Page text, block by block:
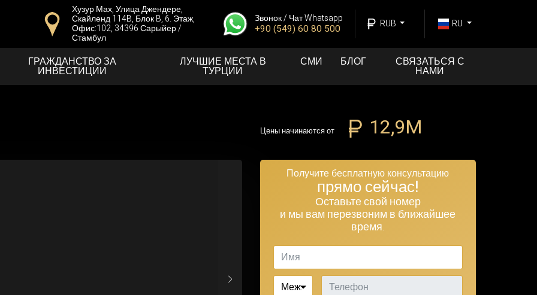
Хузур Мах, Улица Джендере,
Скайленд 114B, Блок B, 6. Этаж,
Офис:102, 34396 Сарыйер /
Стамбул
Звонок / Чат Whatsapp
+90 (549) 60 80 500 RUB RU
ГРАЖДАНСТВО ЗА
ИНВЕСТИЦИИ
ЛУЧШИЕ МЕСТА В
ТУРЦИИ
СМИ БЛОГ СВЯЗАТЬСЯ С
НАМИ
Цены начинаются от 12,9M
Получите бесплатную консультацию
прямо сейчас!
Оставьте свой номер
и мы вам перезвоним в ближайшее
время.
Имя
Меж. Телефон